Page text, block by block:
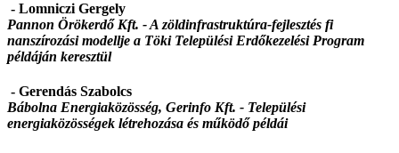
- Lomniczi Gergely
Pannon Örökerdő Kft. -A zöldinfrastruktúra-fejlesztés fi
nanszírozási modellje a Töki Települési Erdőkezelési Program
példáján keresztül
- Gerendás Szabolcs
Bábolna Energiaközösség, Gerinfo Kft. - Települési
energiaközösségek létrehozása és működő példái